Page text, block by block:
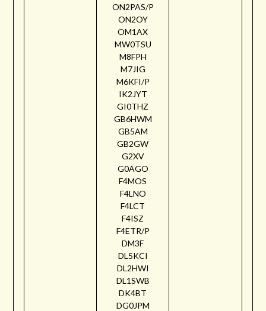
ON2PAS/P
ON2OY
OM1AX
MW0TSU
M8FPH
M7JIG
M6KFI/P
IK2JYT
GI0THZ
GB6HWM
GB5AM
GB2GW
G2XV
G0AGO
F4MOS
F4LNO
F4LCT
F4ISZ
F4ETR/P
DM3F
DL5KCI
DL2HWI
DL1SWB
DK4BT
DG0JPM